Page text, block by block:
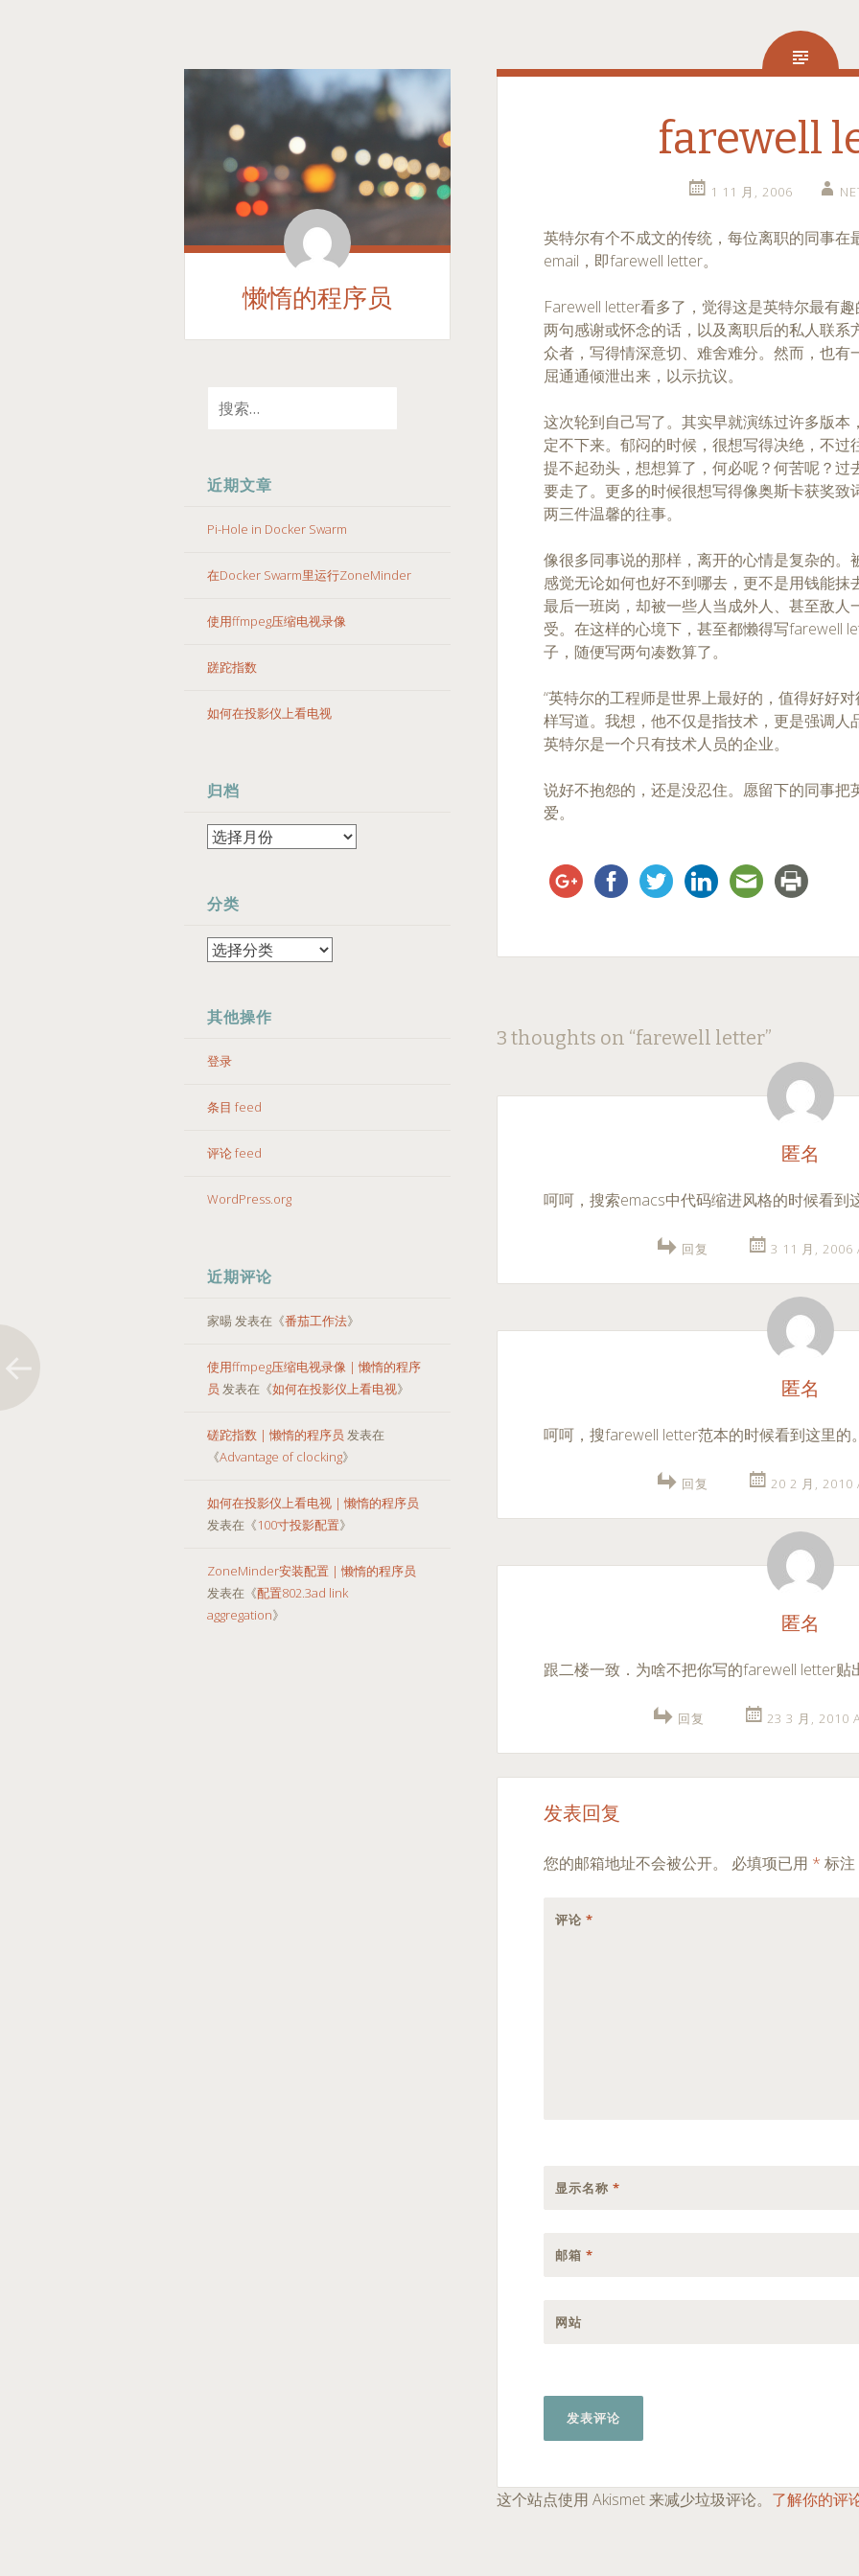
懒惰的程序员
TO
近期文章
Pi-Hole in Docker Swarm
在Docker Swarm里运行ZoneMinder
使用ffmpeg压缩电视录像
蹉跎指数
如何在投影仪上看电视
归档
分类
其他操作
登录
条目 feed
评论 feed
WordPress.org
近期评论
家暘发表在《番茄工作法》
使用ffmpeg压缩电视录像 | 懒惰的程序
员 发表在《如何在投影仪上看电视》
磋跎指数 | 懒惰的程序员 发表在
《Advantage of clocking》
如何在投影仪上看电视 | 懒惰的程序员
发表在《100寸投影配置》
ZoneMinder安装配置 | 懒惰的程序员
发表在《配置802.3ad link
aggregation》
farewell
1 11 月, 2006
英特尔有个不成文的传统，每位离职的同事在
email，即farewell letter。
Farewell letter看多了，觉得这是英特尔最有
两句感谢或怀念的话，以及离职后的私人联系
众者，写得情深意切、难舍难分。然而，也有
屈通通倾泄出来，以示抗议。
这次轮到自己写了。其实早就演练过许多版本
定不下来。郁闷的时候，很想写得决绝，不过
提不起劲头，想想算了，何必呢？何苦呢？过
要走了。更多的时候很想写得像奥斯卡获奖致
两三件温馨的往事。
像很多同事说的那样，离开的心情是复杂的。
感觉无论如何也好不到哪去，更不是用钱能抹
最后一班岗，却被一些人当成外人、甚至敌人
受。在这样的心境下，甚至都懒得写farewell
子，随便写两句凑数算了。
“英特尔的工程师是世界上最好的，值得好好
样写道。我想，他不仅是指技术，更是强调人
英特尔是一个只有技术人员的企业。
说好不抱怨的，还是没忍住。愿留下的同事把
爱。
Post
navigation
←
→
3 thoughts on “farewell letter”
匿名
呵呵，搜索emacs中代码缩进风格的时候看到
回复 3 11 月, 2006
匿名
呵呵，搜farewell letter范本的时候看到这里的
回复 20 2 月, 2010
匿名
跟二楼一致．为啥不把你写的farewell letter贴
回复 23 3 月, 2010
发表回复
您的邮箱地址不会被公开。 必填项已用 * 标注
评论*
显示名称*
邮箱*
网站
这个站点使用 Akismet 来减少垃圾评论。 了解你的评